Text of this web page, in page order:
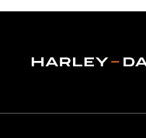
Waterafstotend:Ja